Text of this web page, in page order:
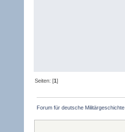
Seiten: [1]
Forum für deutsche Militärgeschichte